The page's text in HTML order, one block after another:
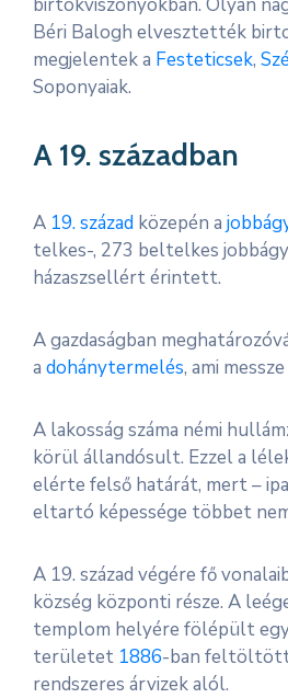
Béri Balogh elvesztették
megjelentek a Festeticsek,
Soponyaiak.
A 19. században
A 19. század közepén a
telkes-, 273 beltelkes
házaszsellért érintett.
A gazdaságban
a dohánytermelés, ami
A lakosság száma némi
körül állandósult. Ezzel a
elérte felső határát, mert –
eltartó képessége többet
A 19. század végére fő
község központi része. A
templom helyére fölépült
területet 1886-ban
rendszeres árvizek alól.